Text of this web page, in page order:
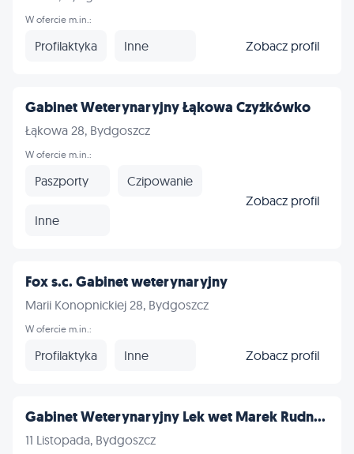
W ofercie m.in.:
Profilaktyka Inne Zobacz profil
Gabinet Weterynaryjny Łąkowa Czyżkówko
Łąkowa 28, Bydgoszcz
W ofercie m.in.:
Paszporty Czipowanie
Inne
Zobacz profil
Fox s.c. Gabinet weterynaryjny
Marii Konopnickiej 28, Bydgoszcz
W ofercie m.in.:
Profilaktyka Inne Zobacz profil
Gabinet Weterynaryjny Lek wet Marek Rudn...
11 Listopada, Bydgoszcz